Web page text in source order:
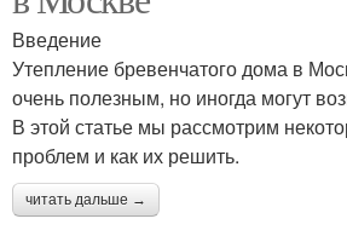
Введение
Утепление бревенчатого дома в
очень полезным, но иногда могут
В этой статье мы рассмотрим
проблем и как их решить.
читать дальше →